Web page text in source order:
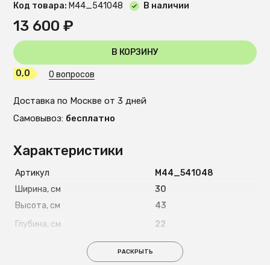
Характеристики
Артикул
М44_541048
Ширина, см
30
Высота, см
43
Глубина, см
22
2.3
РАСКРЫТЬ
Код товара: М44_541048 В наличии
13 600 ₽
В КОРЗИНУ
0,0 0 вопросов
Доставка по Москве от 3 дней
Самовывоз: бесплатно